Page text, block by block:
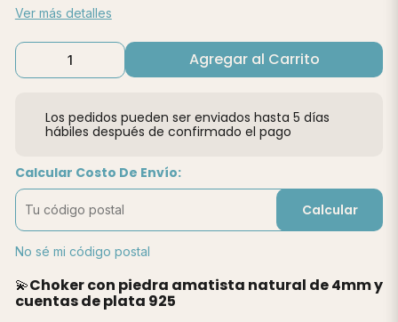
Ver más detalles
Agregar al Carrito
Los pedidos pueden ser enviados hasta 5 días
hábiles después de confirmado el pago
Calcular Costo De Envío:
Calcular
No sé mi código postal
💫Choker con piedra amatista natural de 4mm y
cuentas de plata 925